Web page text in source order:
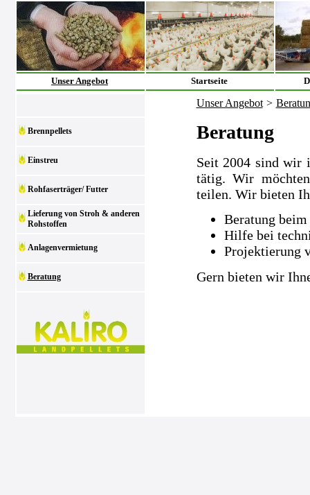
Unser Angebot Startseite
Brennpellets
Einstreu
Rohfaserträger/ Futter
Lieferung von Stroh & anderen
Rohstoffen
Anlagenvermietung
Beratung
Unser Angebot >
Beratung
Seit 2004 sind wir
tätig. Wir
teilen. Wir bieten
Beratung
Hilfe bei
Projektierung
Gern bieten wir